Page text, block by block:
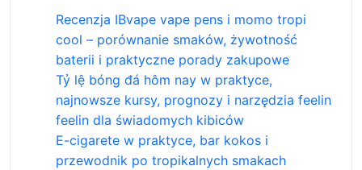
Recenzja IBvape vape pens i momo tropi
cool – porównanie smaków, żywotność
baterii i praktyczne porady zakupowe
Tỷ lệ bóng đá hôm nay w praktyce,
najnowsze kursy, prognozy i narzędzia feelin
feelin dla świadomych kibiców
E-cigarete w praktyce, bar kokos i
przewodnik po tropikalnych smakach